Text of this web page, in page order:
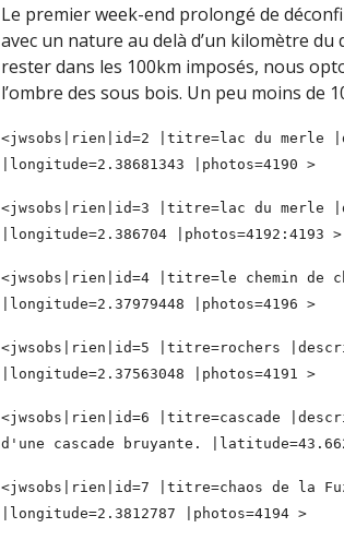
Le premier week-end prolongé de
avec un nature au delà d’un kilomètre
rester dans les 100km imposés, nous
l’ombre des sous bois. Un peu moins de
<jwsobs|rien|id=2 |titre=lac du merle
|longitude=2.38681343 |photos=4190 >
<jwsobs|rien|id=3 |titre=lac du merle
|longitude=2.386704 |photos=4192:4193 >
<jwsobs|rien|id=4 |titre=le chemin de
|longitude=2.37979448 |photos=4196 >
<jwsobs|rien|id=5 |titre=rochers
|longitude=2.37563048 |photos=4191 >
<jwsobs|rien|id=6 |titre=cascade
d'une cascade bruyante.
<jwsobs|rien|id=7 |titre=chaos de la
|longitude=2.3812787 |photos=4194 >